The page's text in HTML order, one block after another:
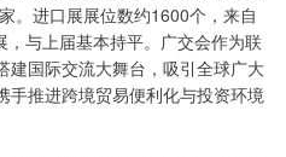
。进口展展位数约1600个，来自
与上届基本持平。广交会作为联
建国际交流大舞台，吸引全球广大
手推进跨境贸易便利化与投资环境